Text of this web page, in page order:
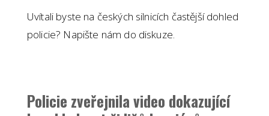
Uvítali byste na českých silnicích častější dohled
policie? Napište nám do diskuze.
Policie zveřejnila video dokazující